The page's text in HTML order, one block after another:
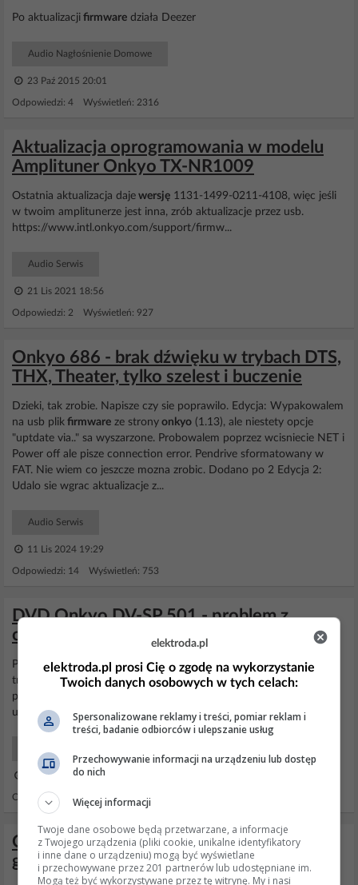
Po aktualizacji firmware działa Deezer
Audio Nagłośnienie Domowe
23 Paź 2015 20:01
Odpowiedzi: 4 Wyświetleń: 2316
Aktualizacja oprogramowania w modelu
Amplituner Onkyo TX-NR1009
Ostatnia aktualizacja daje wersję 1131-1499-0211-4108, więc jeśli
w twoim amplitunerze jest inna, zrób aktualizacje przez usb.
https://www.intl.onkyo.com/support/firmw...
Audio Serwis
21 Lis 2021 18:56
Odpowiedzi: 2 Wyświetleń: 927
Onkyo 686 - brak dźwięku w trybach DTS,
THX, Theater, tylko szelest i buczenie
Dzieki, tak zrobie. Napisze czy sie poprawilo. Edycja: Wypakowalem
na usb plik firmware ze strony onkyo (1.13), ale niestety opcje
"uptdate via.." sa wyszarzone. Probowalem poprzez wcisniecie NET i
Power off ale pisze connection error. Pendrive sformatowany w
FAT. Nie wiem co jeszcze mozna zrobic. Dodano po 2 Edycja 2:
Udalo sie wgrac aktualizacje z...
Audio Serwis
11 Lis 2024 19:29
Odpowiedzi: 14 Wyświetleń: 753
DVD Onkyo DV-SP 501 - problem z
czytaniem płyt oryg.
Płyty wydane przez sony były kiedyś całe czerwone, a teraz są już
tradycyjne srebrbne. Jak wypożycze taką płyte to cykne fotke. Nie
pozostaje chyba nic innego tylko pisac do producenta moze
udostępnią jakiś innyfirmware.
22 Sie 2007 15:23
Odpowiedzi: 8 Wyświetleń: 3164
Onkyo HT-R758 miga Check Sp Wire,
gaśnie ekran, brak dźwięku, HDMI działa
elektroda.pl
elektroda.pl prosi Cię o zgodę na wykorzystanie
Twoich danych osobowych w tych celach:
Spersonalizowane reklamy i treści, pomiar reklam i
treści, badanie odbiorców i ulepszanie usług
Przechowywanie informacji na urządzeniu lub dostęp
do nich
Więcej informacji
Twoje dane osobowe będą przetwarzane, a informacje
z Twojego urządzenia (pliki cookie, unikalne identyfikatory
i inne dane o urządzeniu) mogą być wyświetlane
i przechowywane przez 201 partnerów lub udostępniane im.
Mogą też być wykorzystywane przez tę witrynę. My i nasi